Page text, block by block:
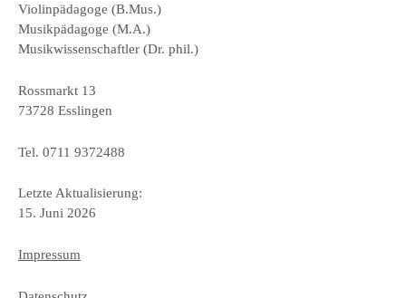
Violinpädagoge (B.Mus.)
Musikpädagoge (M.A.)
Musikwissenschaftler (Dr. phil.)
Rossmarkt 13
73728 Esslingen
Tel. 0711 9372488
Letzte Aktualisierung:
15. Juni 2026
Impressum